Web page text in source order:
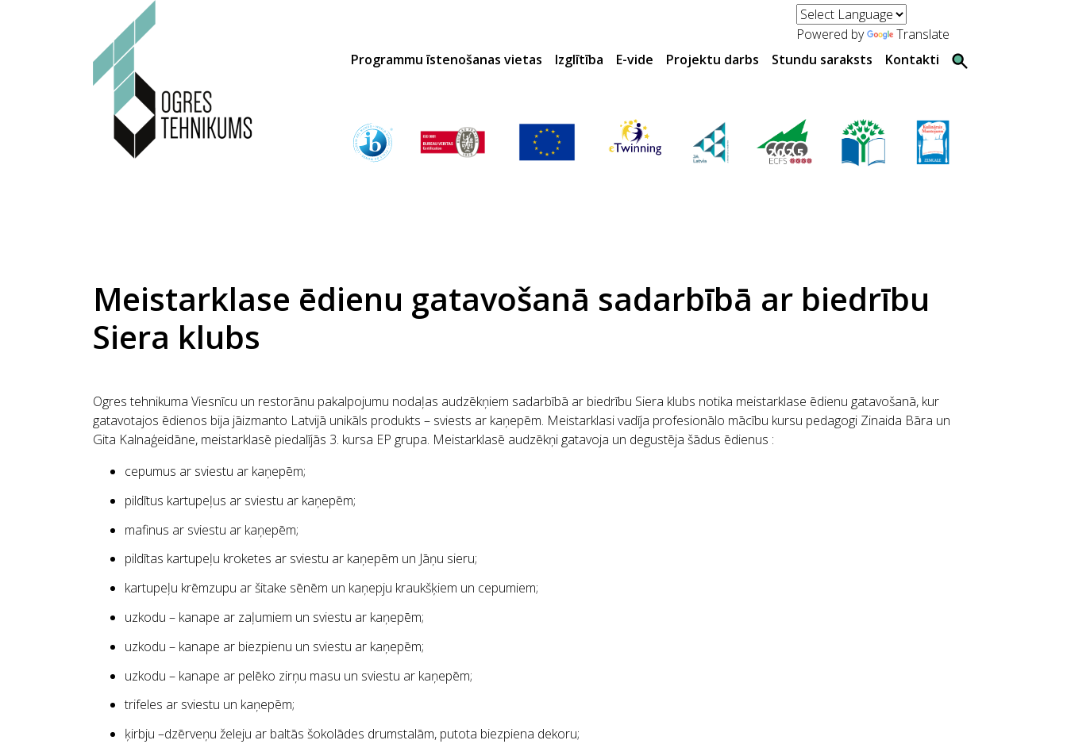
Powered by
Translate
Programmu īstenošanas vietas
Izglītība E-vide Projektu darbs Stundu saraksts Kontakti
Meistarklase ēdienu gatavošanā sadarbībā ar biedrību
Siera klubs
Ogres tehnikuma Viesnīcu un restorānu pakalpojumu nodaļas audzēkņiem sadarbībā ar biedrību Siera klubs notika meistarklase ēdienu gatavošanā, kur
gatavotajos ēdienos bija jāizmanto Latvijā unikāls produkts – sviests ar kaņepēm. Meistarklasi vadīja profesionālo mācību kursu pedagogi Zinaida Bāra un
Gita Kalnaģeidāne, meistarklasē piedalījās 3. kursa EP grupa. Meistarklasē audzēkņi gatavoja un degustēja šādus ēdienus :
cepumus ar sviestu ar kaņepēm;
pildītus kartupeļus ar sviestu ar kaņepēm;
mafinus ar sviestu ar kaņepēm;
pildītas kartupeļu kroketes ar sviestu ar kaņepēm un Jāņu sieru;
kartupeļu krēmzupu ar šitake sēnēm un kaņepju kraukšķiem un cepumiem;
uzkodu – kanape ar zaļumiem un sviestu ar kaņepēm;
uzkodu – kanape ar biezpienu un sviestu ar kaņepēm;
uzkodu – kanape ar pelēko zirņu masu un sviestu ar kaņepēm;
trifeles ar sviestu un kaņepēm;
ķirbju –dzērveņu želeju ar baltās šokolādes drumstalām, putota biezpiena dekoru;